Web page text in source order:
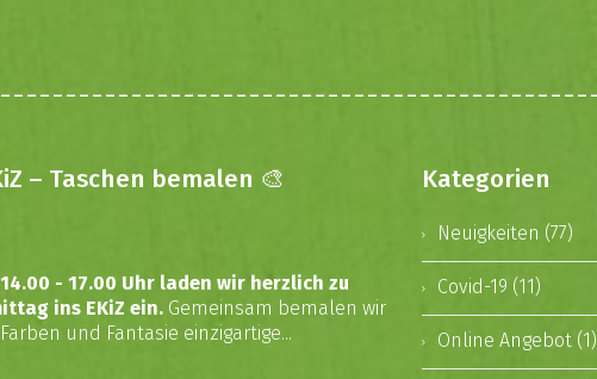
– Taschen bemalen 🎨
- 17.00 Uhr laden wir herzlich zu
ins EKiZ ein.Gemeinsam bemalen wir
und Fantasie einzigartige...
Kategorien
Neuigkeiten (77)
Covid-19 (11)
Online Angebot (1)